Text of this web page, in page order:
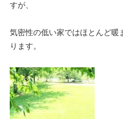
すが、
気密性の低い家ではほとんど暖
ります。